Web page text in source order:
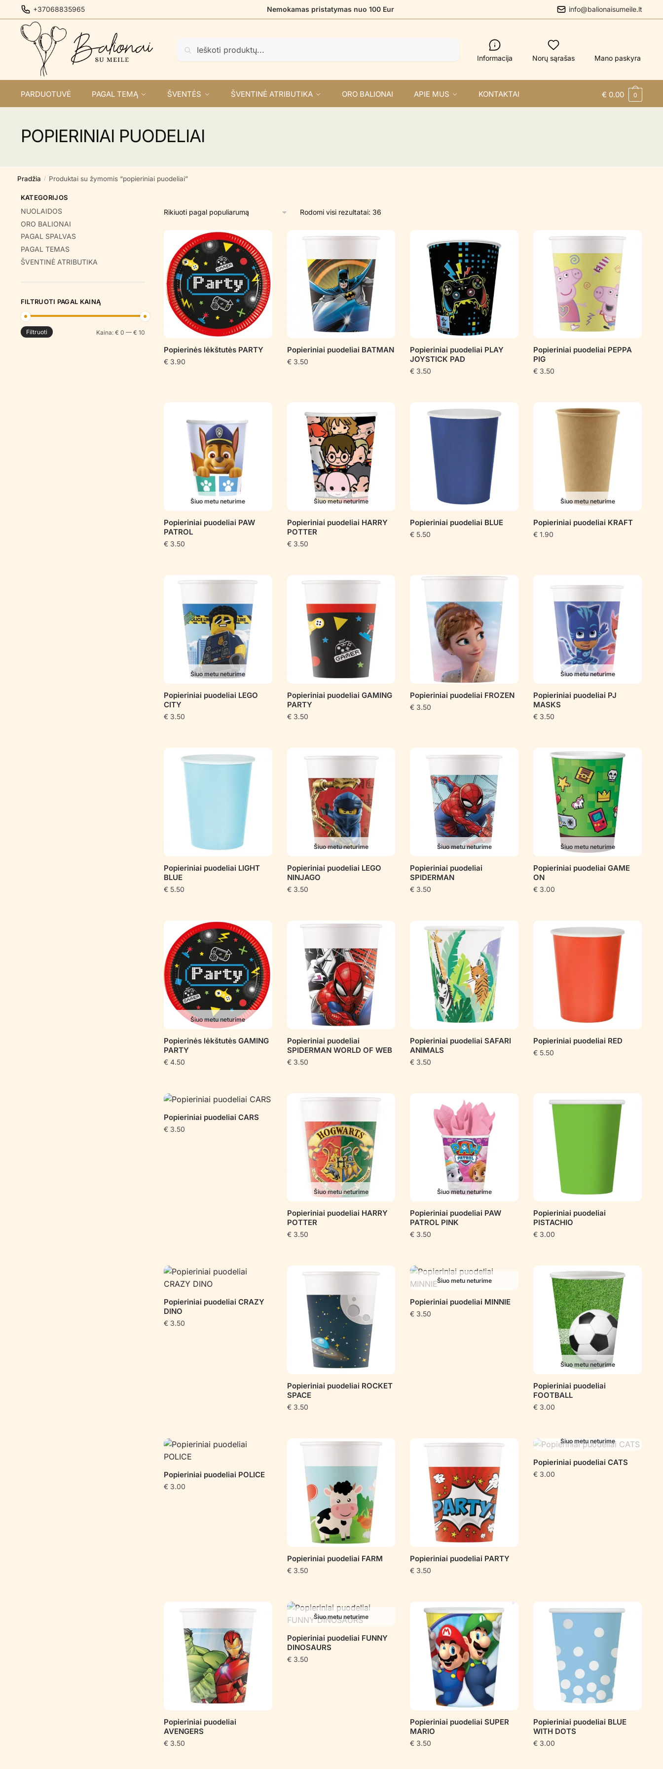
to
navigation
to
content
+37068835965 Nemokamas pristatymas nuo 100 Eur info@balionaisumeile.lt
Informacija Norų sąrašas Mano paskyra
PARDUOTUVĖ PAGAL TEMĄ ŠVENTĖS ŠVENTINĖ ATRIBUTIKA ORO BALIONAI APIE MUS KONTAKTAI € 0.00 0
POPIERINIAI PUODELIAI
Pradžia / Produktai su žymomis “popieriniai puodeliai”
Rodomi visi rezultatai: 36Rūšiuojama
populiarumą
Popierinės lėkštutės PARTY
€3.90
Popieriniai puodeliai BATMAN
€3.50
Popieriniai puodeliai PLAY
JOYSTICK PAD
€ 3.50
Popieriniai puodeliai PEPPA
PIG
€ 3.50
Šiuo metu neturime
Popieriniai puodeliai PAW
PATROL
€3.50
Šiuo metu neturime
Popieriniai puodeliai HARRY
POTTER
€3.50
Popieriniai puodeliai BLUE
€ 5.50
Šiuo metu neturime
Popieriniai puodeliai KRAFT
€ 1.90
Šiuo metu neturime
Popieriniai puodeliai LEGO
CITY
€3.50
Popieriniai puodeliai GAMING
PARTY
€3.50
Popieriniai puodeliai FROZEN
€ 3.50
Šiuo metu neturime
Popieriniai puodeliai PJ
MASKS
€ 3.50
Popieriniai puodeliai LIGHT
BLUE
€5.50
Šiuo metu neturime
Popieriniai puodeliai LEGO
NINJAGO
€3.50
Šiuo metu neturime
Popieriniai puodeliai
SPIDERMAN
€ 3.50
Šiuo metu neturime
Popieriniai puodeliai GAME
ON
€ 3.00
Šiuo metu neturime
Popierinės lėkštutės GAMING
PARTY
€4.50
Popieriniai puodeliai
SPIDERMAN WORLD OF WEB
€3.50
Popieriniai puodeliai SAFARI
ANIMALS
€ 3.50
Popieriniai puodeliai RED
€ 5.50
Popieriniai puodeliai CARS
€3.50
Šiuo metu neturime
Popieriniai puodeliai HARRY
POTTER
€3.50
Šiuo metu neturime
Popieriniai puodeliai PAW
PATROL PINK
€ 3.50
Popieriniai puodeliai
PISTACHIO
€ 3.00
Popieriniai puodeliai CRAZY
DINO
€3.50
Popieriniai puodeliai ROCKET
SPACE
€3.50
Šiuo metu neturime
Popieriniai puodeliai MINNIE
€ 3.50
Šiuo metu neturime
Popieriniai puodeliai
FOOTBALL
€ 3.00
Popieriniai puodeliai POLICE
€3.00
Popieriniai puodeliai FARM
€3.50
Popieriniai puodeliai PARTY
€ 3.50
Šiuo metu neturime
Popieriniai puodeliai CATS
€ 3.00
Popieriniai puodeliai
AVENGERS
€3.50
Šiuo metu neturime
Popieriniai puodeliai FUNNY
DINOSAURS
€3.50
Popieriniai puodeliai SUPER
MARIO
€ 3.50
Popieriniai puodeliai BLUE
WITH DOTS
€ 3.00
KATEGORIJOS
NUOLAIDOS
ORO BALIONAI
PAGAL SPALVAS
PAGAL TEMAS
ŠVENTINĖ ATRIBUTIKA
FILTRUOTI PAGAL KAINĄ
Min
Maks
Filtruoti Kaina: € 0 — € 10